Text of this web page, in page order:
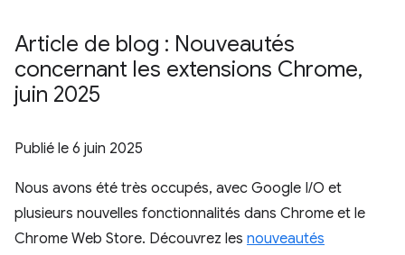
Article de blog : Nouveautés
concernant les extensions Chrome,
juin 2025
Publié le 6 juin 2025
Nous avons été très occupés, avec Google I/O et
plusieurs nouvelles fonctionnalités dans Chrome et le
Chrome Web Store. Découvrez les nouveautés